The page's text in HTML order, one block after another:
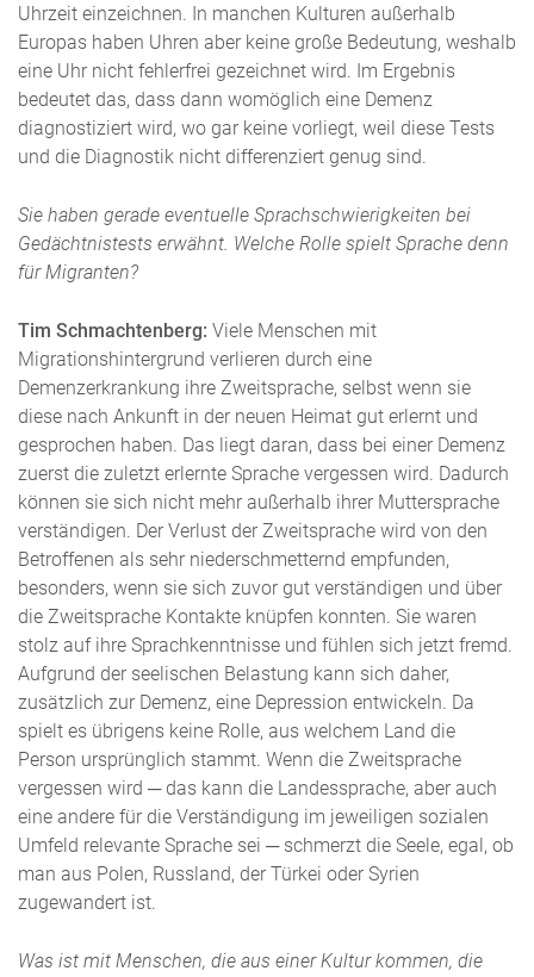
Uhrzeit einzeichnen. In manchen Kulturen außerhalb
Europas haben Uhren aber keine große Bedeutung, weshalb
eine Uhr nicht fehlerfrei gezeichnet wird. Im Ergebnis
bedeutet das, dass dann womöglich eine Demenz
diagnostiziert wird, wo gar keine vorliegt, weil diese Tests
und die Diagnostik nicht differenziert genug sind.
Sie haben gerade eventuelle Sprachschwierigkeiten bei
Gedächtnistests erwähnt. Welche Rolle spielt Sprache denn
für Migranten?
Tim Schmachtenberg: Viele Menschen mit
Migrationshintergrund verlieren durch eine
Demenzerkrankung ihre Zweitsprache, selbst wenn sie
diese nach Ankunft in der neuen Heimat gut erlernt und
gesprochen haben. Das liegt daran, dass bei einer Demenz
zuerst die zuletzt erlernte Sprache vergessen wird. Dadurch
können sie sich nicht mehr außerhalb ihrer Muttersprache
verständigen. Der Verlust der Zweitsprache wird von den
Betroffenen als sehr niederschmetternd empfunden,
besonders, wenn sie sich zuvor gut verständigen und über
die Zweitsprache Kontakte knüpfen konnten. Sie waren
stolz auf ihre Sprachkenntnisse und fühlen sich jetzt fremd.
Aufgrund der seelischen Belastung kann sich daher,
zusätzlich zur Demenz, eine Depression entwickeln. Da
spielt es übrigens keine Rolle, aus welchem Land die
Person ursprünglich stammt. Wenn die Zweitsprache
vergessen wird ─ das kann die Landessprache, aber auch
eine andere für die Verständigung im jeweiligen sozialen
Umfeld relevante Sprache sei ─ schmerzt die Seele, egal, ob
man aus Polen, Russland, der Türkei oder Syrien
zugewandert ist.
Was ist mit Menschen, die aus einer Kultur kommen, die